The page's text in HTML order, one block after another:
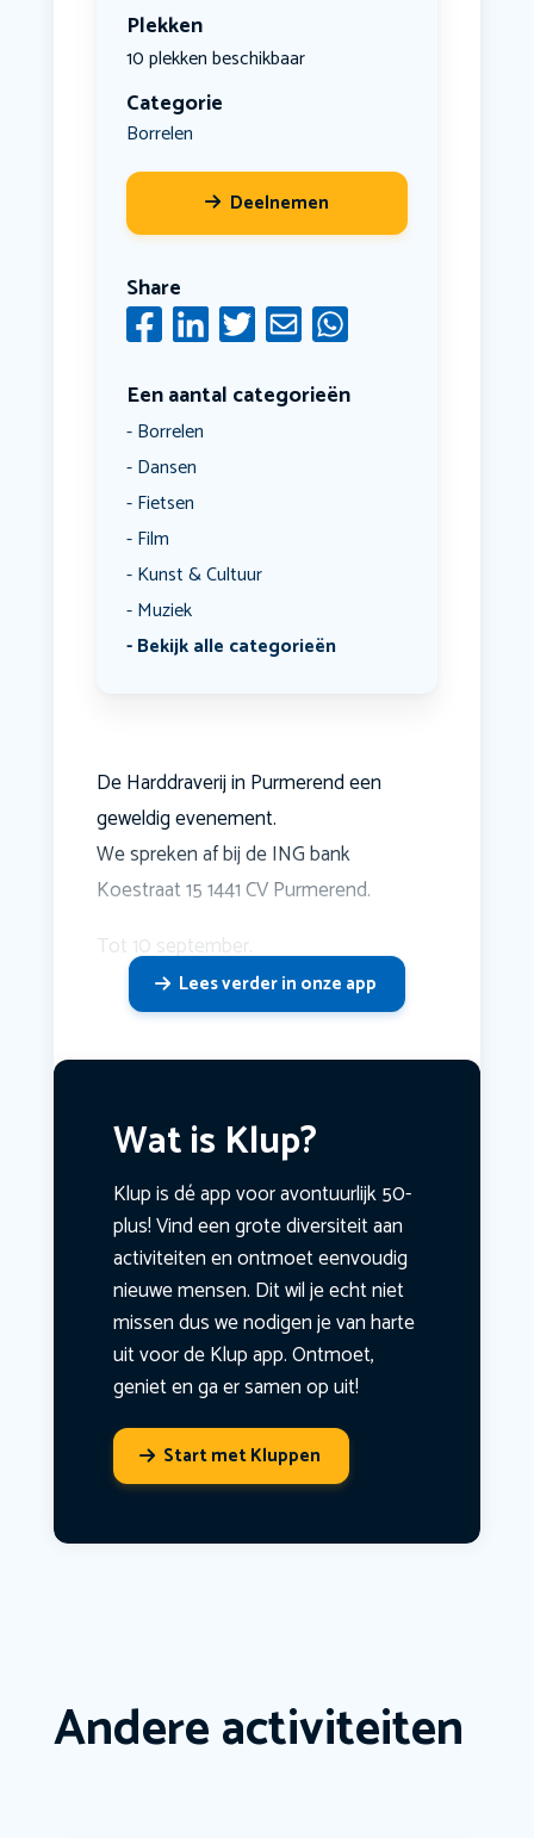
Plekken
10 plekken beschikbaar
Categorie
Borrelen
Deelnemen
Share
Een aantal categorieën
Borrelen
Dansen
Fietsen
Film
Kunst & Cultuur
Muziek
Bekijk alle categorieën
De Harddraverij in Purmerend een
geweldig evenement.
We spreken af bij de ING bank
Koestraat 15 1441 CV Purmerend.
Tot 10 september.
Lees verder in onze app
Wat is Klup?
Klup is dé app voor avontuurlijk 50-
plus! Vind een grote diversiteit aan
activiteiten en ontmoet eenvoudig
nieuwe mensen. Dit wil je echt niet
missen dus we nodigen je van harte
uit voor de Klup app. Ontmoet,
geniet en ga er samen op uit!
Start met Kluppen
Andere activiteiten